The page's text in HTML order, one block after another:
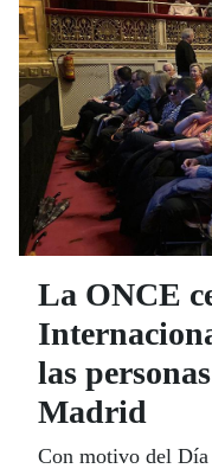
Superior en
y Sostenible.
La ONCE
las
Madrid
Con motivo del